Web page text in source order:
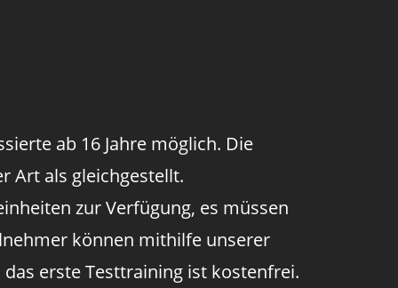
ab 16 Jahre möglich. Die
Art als gleichgestellt.
zur Verfügung, es müssen
können mithilfe unserer
erste Testtraining ist kostenfrei.